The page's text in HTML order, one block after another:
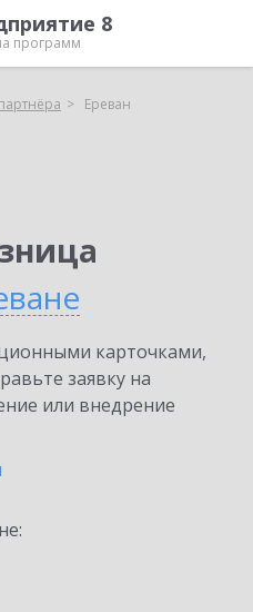
8
программ
Ереван
карточками,
заявку на
или внедрение